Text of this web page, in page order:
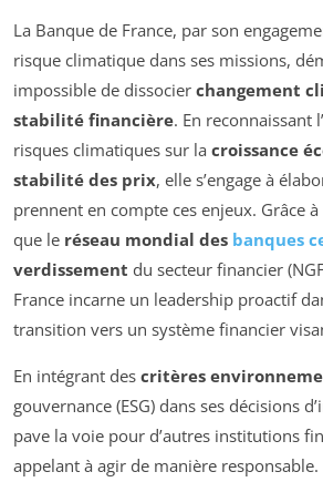
La Banque de France, par son
risque climatique dans ses missions,
impossible de dissocier changement
stabilité financière. En reconnaissant
risques climatiques sur la croissance
stabilité des prix, elle s’engage à
prennent en compte ces enjeux. Grâce
que le réseau mondial des banques
verdissement du secteur financier
France incarne un leadership proactif
transition vers un système financier
En intégrant des critères
gouvernance (ESG) dans ses décisions
pave la voie pour d’autres institutions
appelant à agir de manière responsable.